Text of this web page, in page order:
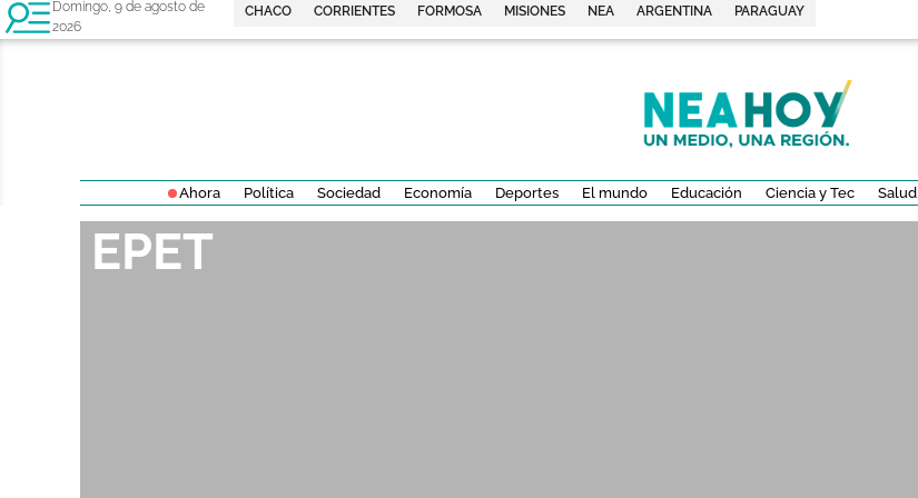
Domingo, 9 de agosto de
2026
CHACO CORRIENTES FORMOSA MISIONES NEA ARGENTINA PARAGUAY
Ahora Política Sociedad Economía Deportes El mundo Educación Ciencia y Tec Salud
EPET